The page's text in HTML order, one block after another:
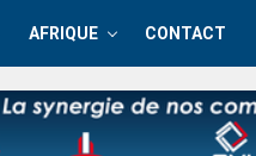
AFRIQUE CONTACT